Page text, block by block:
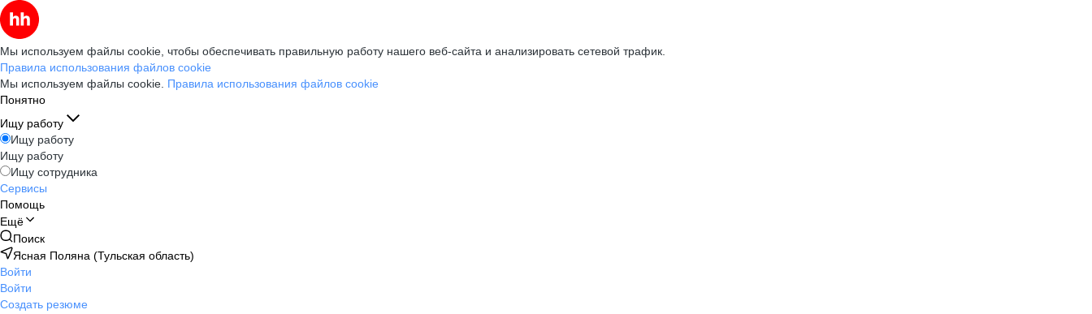
Мы используем файлы cookie, чтобы обеспечивать правильную работу нашего веб-сайта и анализировать сетевой трафик.
Правила использования файлов cookie
Мы используем файлы cookie. Правила использования файлов cookie
Понятно
Ищу работу
Ищу работу
Ищу работу
Ищу сотрудника
Сервисы
Помощь
Ещё
Поиск
Ясная Поляна (Тульская область)
Войти
Войти
Создать резюме